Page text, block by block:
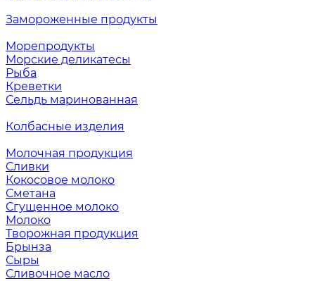
Замороженные продукты
Морепродукты
Морские деликатесы
Рыба
Креветки
Сельдь маринованная
Колбасные изделия
Молочная продукция
Сливки
Кокосовое молоко
Сметана
Сгущенное молоко
Молоко
Творожная продукция
Брынза
Сыры
Сливочное масло